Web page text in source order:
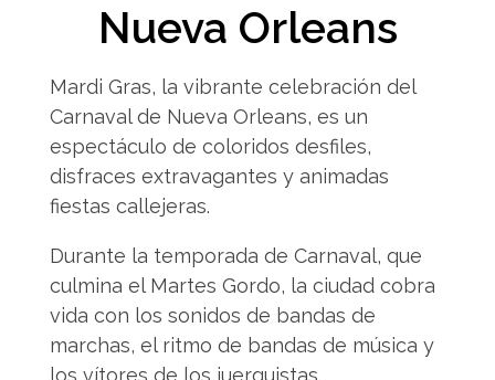
Nueva Orleans
Mardi Gras, la vibrante celebración del
Carnaval de Nueva Orleans, es un
espectáculo de coloridos desfiles,
disfraces extravagantes y animadas
fiestas callejeras.
Durante la temporada de Carnaval, que
culmina el Martes Gordo, la ciudad cobra
vida con los sonidos de bandas de
marchas, el ritmo de bandas de música y
los vítores de los juerguistas.